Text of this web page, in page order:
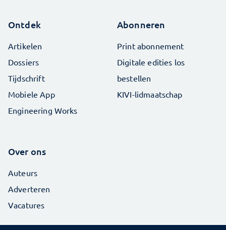
Ontdek
Artikelen
Dossiers
Tijdschrift
Mobiele App
Engineering Works
Abonneren
Print abonnement
Digitale edities los
bestellen
KIVI-lidmaatschap
Over ons
Auteurs
Adverteren
Vacatures